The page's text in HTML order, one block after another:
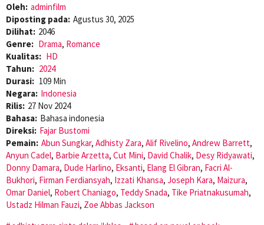
Oleh: adminfilm
Diposting pada: Agustus 30, 2025
Dilihat: 2046
Genre: Drama, Romance
Kualitas: HD
Tahun: 2024
Durasi: 109 Min
Negara: Indonesia
Rilis: 27 Nov 2024
Bahasa: Bahasa indonesia
Direksi: Fajar Bustomi
Pemain: Abun Sungkar, Adhisty Zara, Alif Rivelino, Andrew Barrett,
Anyun Cadel, Barbie Arzetta, Cut Mini, David Chalik, Desy Ridyawati,
Donny Damara, Dude Harlino, Eksanti, Elang El Gibran, Facri Al-
Bukhori, Firman Ferdiansyah, Izzati Khansa, Joseph Kara, Maizura,
Omar Daniel, Robert Chaniago, Teddy Snada, Tike Priatnakusumah,
Ustadz Hilman Fauzi, Zoe Abbas Jackson